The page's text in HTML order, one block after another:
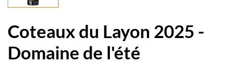
Coteaux du Layon 2025 -
Domaine de l'été